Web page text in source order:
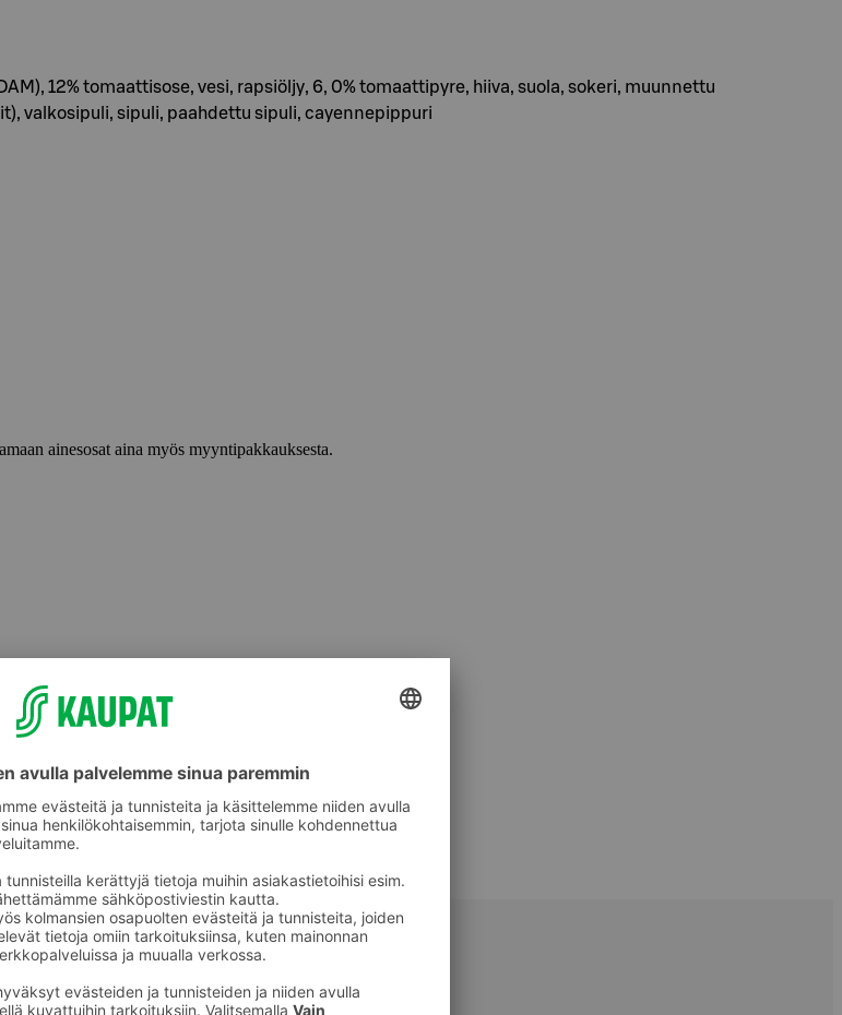
12% tomaattisose, vesi, rapsiöljy, 6, 0% tomaattipyre, hiiva, suola, sokeri, muunnettu
valkosipuli, sipuli, paahdettu sipuli, cayennepippuri
ainesosat aina myös myyntipakkauksesta.